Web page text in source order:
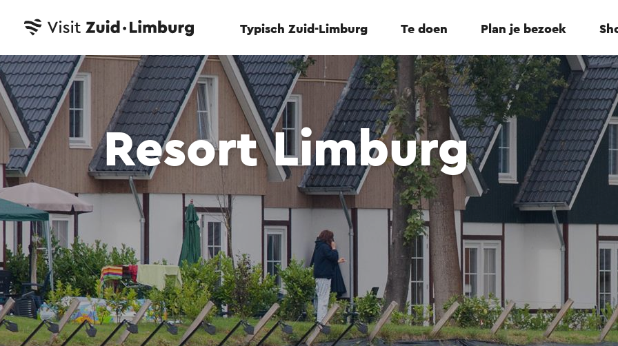
Typisch Zuid-Limburg Te doen Plan je bezoek
Resort Limburg